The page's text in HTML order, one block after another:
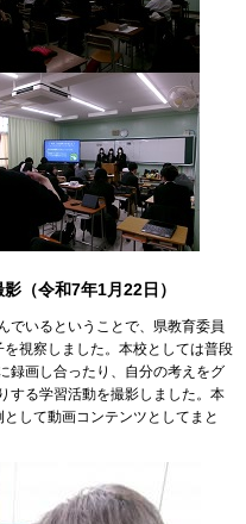
（令和7年1月22日）
でいるということで、県教育委員
視察しました。本校としては普段
録画し合ったり、自分の考えをグ
する学習活動を撮影しました。本
して動画コンテンツとしてまと